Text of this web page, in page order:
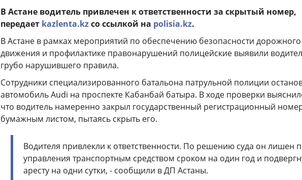
В Астане водитель привлечен к ответственности за скрытый номер,
передает kazlenta.kzсо ссылкой на polisia.kz.
В Астане в рамках мероприятий по обеспечению безопасности дорожного
движения и профилактике правонарушений полицейские выявили
грубо нарушившего правила.
Сотрудники специализированного батальона патрульной полиции
автомобиль Audi на проспекте Кабанбай батыра. В ходе проверки
что водитель намеренно закрыл государственный регистрационный
бумажным листом, пытаясь скрыть его.
Водителя привлекли к ответственности. По решению суда он лишен
управления транспортным средством сроком на один год и
аресту на одни сутки, - сообщили в ДП Астаны.